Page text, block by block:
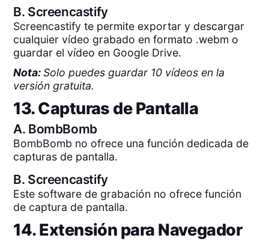
B. Screencastify
Screencastify te permite exportar y descargar
cualquier vídeo grabado en formato .webm o
guardar el vídeo en Google Drive.
Nota:Solo puedes guardar 10 vídeos en la
versión gratuita.
13. Capturas de Pantalla
A. BombBomb
BombBomb no ofrece una función dedicada de
capturas de pantalla.
B. Screencastify
Este software de grabación no ofrece función
de captura de pantalla.
14. Extensión para Navegador